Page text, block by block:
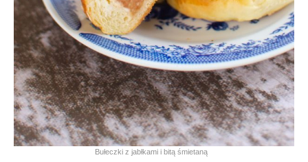
Bułeczki z jabłkami i bitą śmietaną